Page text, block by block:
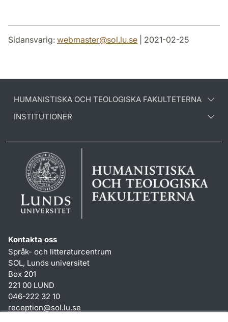
Sidansvarig: webmaster@sol.lu.se | 2021-02-25
HUMANISTISKA OCH TEOLOGISKA FAKULTETERNA
INSTITUTIONER
Kontakta oss
Språk- och litteraturcentrum
SOL, Lunds universitet
Box 201
221 00 LUND
046-222 32 10
reception@sol.lu.se